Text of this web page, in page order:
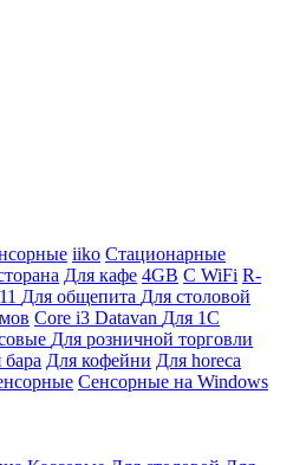
iiko Стационарные
Для кафе 4GB С WiFi R-
Для общепита Для столовой
Core i3 Datavan Для 1С
Для розничной торговли
Для кофейни Для horeca
Сенсорные на Windows